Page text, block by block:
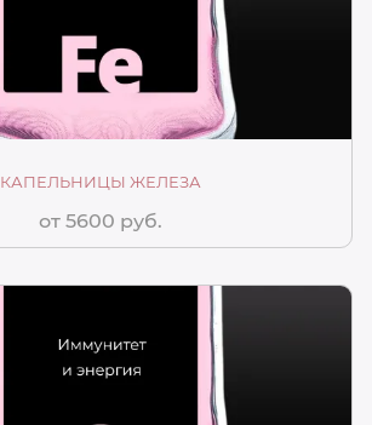
КАПЕЛЬНИЦЫ ЖЕЛЕЗА
от 5600 руб.